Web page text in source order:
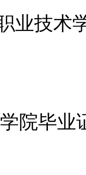
业技术
院毕业